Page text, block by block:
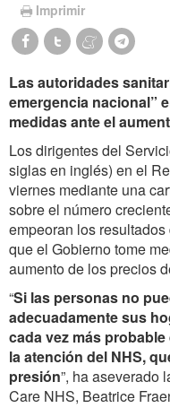
Imprimir
Las autoridades
emergencia nacional”
medidas ante el
Los dirigentes del
siglas en inglés) en el
viernes mediante una
sobre el número
empeoran los
que el Gobierno tome
aumento de los precios
“Si las personas no
adecuadamente sus
cada vez más
la atención del NHS,
presión”, ha aseverado
Care NHS, Beatrice